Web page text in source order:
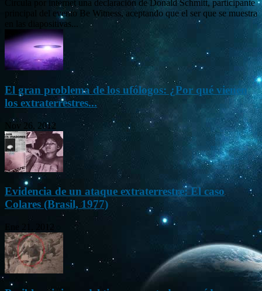
Circula por internet una declaración de Donald Schmitt, participante
principal del evento Be Witness, aceptando que el ser que se muestra
en las diapositivas...
El gran problema de los ufólogos: ¿Por qué vienen
los extraterrestres...
Nov 26, 2012
Evidencia de un ataque extraterrestre: El caso
Colares (Brasil, 1977)
Ene 21, 2012